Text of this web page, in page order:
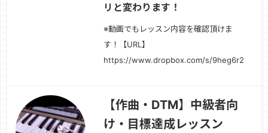
リと変わります！
※動画でもレッスン内容を確認頂けま
す！【URL】
https://www.dropbox.com/s/
【作曲・DTM】中級者向
け・目標達成レッスン